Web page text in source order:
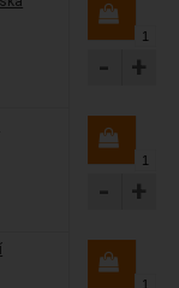
- +
- +